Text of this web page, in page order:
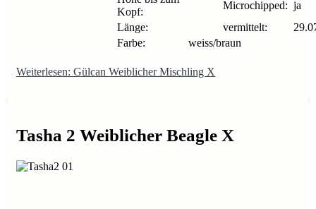
Kopf:
Microchipped: ja
Länge:
vermittelt:
Farbe:
weiss/braun
Weiterlesen: Gülcan Weiblicher Mischling X
Tasha 2 Weiblicher Beagle X